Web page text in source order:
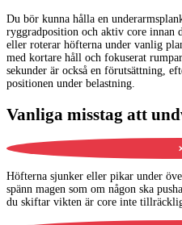
Du bör kunna hålla en
ryggradposition och aktiv core innan
eller roterar höfterna under vanlig
med kortare håll och fokuserat
sekunder är också en förutsättning,
positionen under belastning.
Vanliga misstag att
Höfterna sjunker eller pikar under
spänn magen som om någon ska
du skiftar vikten är core inte